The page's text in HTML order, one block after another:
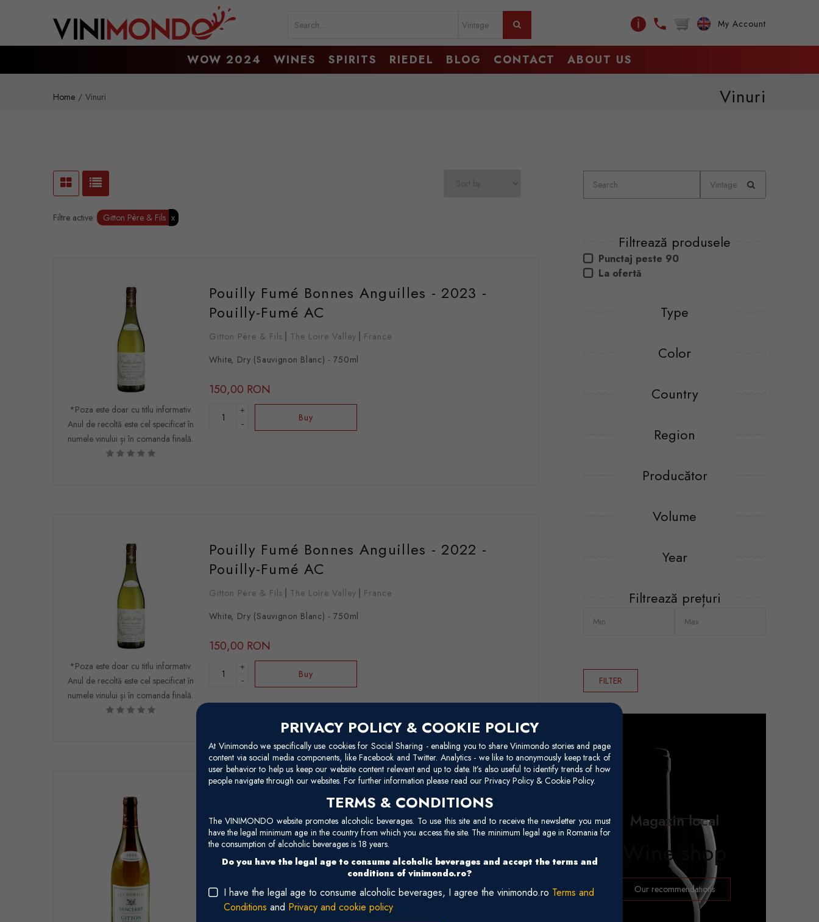
PRIVACY POLICY & COOKIE POLICY
At Vinimondo we specifically use cookies for Social Sharing - enabling you to share Vinimondo stories and page
content via social media components, like Facebook and Twitter. Analytics - we like to anonymously keep track of
user behavior to help us keep our website content relevant and up to date. It’s also useful to identify trends of how
people navigate through our websites. For further information please read our Privacy Policy & Cookie Policy.
TERMS & CONDITIONS
The VINIMONDO website promotes alcoholic beverages. To use this site and to receive the newsletter you must
have the legal minimum age in the country from which you access the site. The minimum legal age in Romania for
the consumption of alcoholic beverages is 18 years.
Do you have the legal age to consume alcoholic beverages and accept the terms and
conditions of vinimondo.ro?
I have the legal age to consume alcoholic beverages, I agree the vinimondo.ro Terms and
Conditions and Privacy and cookie policy
ℹ My Account
WOW 2024 WINES SPIRITS RIEDEL BLOG CONTACT ABOUT US
Home Vinuri Vinuri
Filtre active: Gitton Père & Fils x
*Poza este doar cu titlu informativ.
Anul de recoltă este cel specificat în
numele vinului și în comanda finală.
Pouilly Fumé Bonnes Anguilles - 2023 -
Pouilly-Fumé AC
Gitton Père & Fils The Loire Valley
France
White, Dry (Sauvignon Blanc) - 750ml
150,00 RON
+
-
Buy
*Poza este doar cu titlu informativ.
Anul de recoltă este cel specificat în
numele vinului și în comanda finală.
Pouilly Fumé Bonnes Anguilles - 2022 -
Pouilly-Fumé AC
Gitton Père & Fils The Loire Valley
France
White, Dry (Sauvignon Blanc) - 750ml
150,00 RON
+
-
Buy
Sancerre Blanc Les Romains - 2023 - Sancerre
AC
Gitton Père & Fils The Loire Valley
France
White, Dry (Sauvignon Blanc) - 750ml
170,00 RON
Filtrează produsele
Punctaj peste 90
La ofertă
Type
Color
Country
Region
Producător
Volume
Year
Filtrează prețuri
FILTER
Magazin local
Wine shop
Our recommendations